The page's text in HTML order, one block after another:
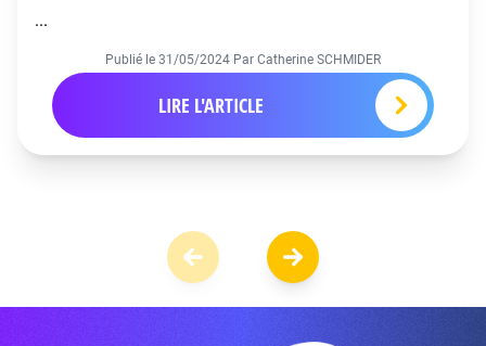
...
Publié le 31/05/2024 Par Catherine SCHMIDER
LIRE L'ARTICLE